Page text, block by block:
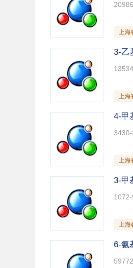
上海
3-乙
上海
4-甲
上海
3-甲
上海
6-氨